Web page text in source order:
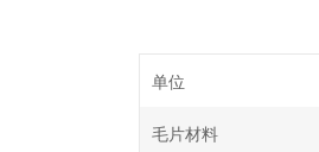
单位
毛片材料